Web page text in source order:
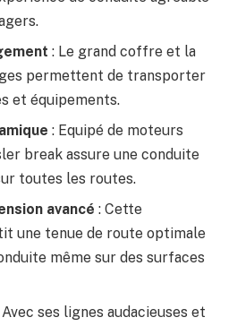
: Le grand coffre et la
permettent de transporter
et équipements.
: Equipé de moteurs
break assure une conduite
toutes les routes.
avancé : Cette
une tenue de route optimale
même sur des surfaces
Avec ses lignes audacieuses et